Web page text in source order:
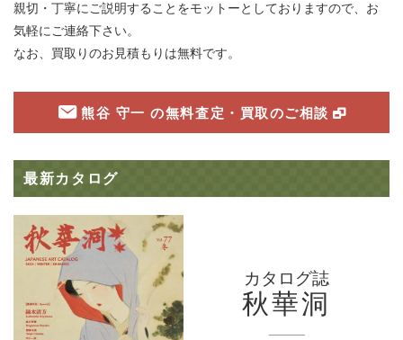
親切・丁寧にご説明することをモットーとしておりますので、お
気軽にご連絡下さい。
なお、買取りのお見積もりは無料です。
熊谷 守一 の無料査定・買取のご相談
最新カタログ
カタログ誌
秋華洞